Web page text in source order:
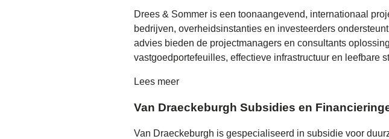
Drees & Sommer is een toonaangevend, internationaal
bedrijven, overheidsinstanties en investeerders
advies bieden de projectmanagers en consultants
vastgoedportefeuilles, effectieve infrastructuur en leefbare
Lees meer
Van Draeckeburgh Subsidies en
Van Draeckeburgh is gespecialiseerd in subsidie voor